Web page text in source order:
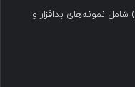
Morphisec همچنین شاخص‌های نفوذ (IOCs) شامل نمونه‌های بدافزار و